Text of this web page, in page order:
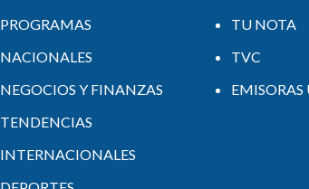
PROGRAMAS
NACIONALES
NEGOCIOS Y FINANZAS
TENDENCIAS
INTERNACIONALES
TU NOTA
TVC
EMISORAS